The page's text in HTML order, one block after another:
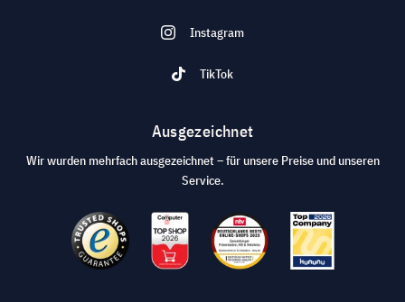
Instagram
TikTok
Ausgezeichnet
Wir wurden mehrfach ausgezeichnet – für unsere Preise und unseren
Service.